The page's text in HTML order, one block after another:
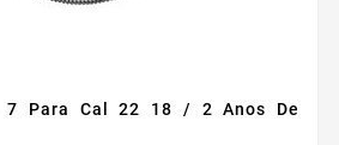
7 Para Cal 22 18 / 2 Anos De